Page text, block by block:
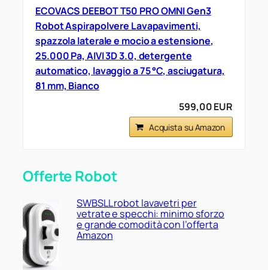
ECOVACS DEEBOT T50 PRO OMNI Gen3
Robot Aspirapolvere Lavapavimenti,
spazzola laterale e mocio a estensione,
25.000 Pa, AIVI 3D 3.0, detergente
automatico, lavaggio a 75 °C, asciugatura,
81 mm, Bianco
599,00 EUR
Acquista su Amazon
Offerte Robot
SWBSLL robot lavavetri per
vetrate e specchi: minimo sforzo
e grande comodità con l’offerta
Amazon